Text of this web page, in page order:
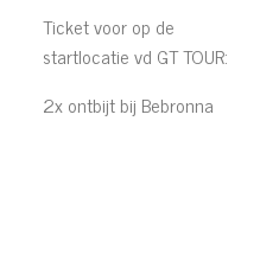
Ticket voor op de
startlocatie vd GT TOUR:
2x ontbijt bij Bebronna